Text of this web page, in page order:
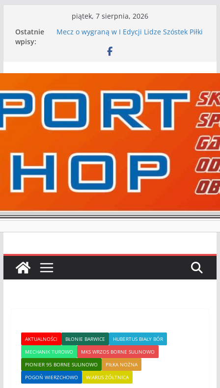
treści
piątek, 7 sierpnia, 2026
Ostatnie
wpisy:
Mecz o wygraną w I Edycji Lidze Szóstek Piłki
Nasze piłkarskie zespoły w toku przygotowań
Kolejne gry kontrolne naszych piłkarskich
WKS wygrywa pierwszą edycję Ligi Szóstek w
Gwdzie Wielkiej
I mamy kolejne gry kontrolne, piłkarskie
granie przed nami
AKTUALNOŚCI BŁONIE BARWICE
HUBERTUS BIAŁY BÓR
MECHANIK TUROWO
MKS WRZOS BORNE SULINOWO
PIONIER 95 BORNE SULINOWO
PIŁKA NOŻNA
POGOŃ WIERZCHOWO
WIARUS ŻÓŁTNICA